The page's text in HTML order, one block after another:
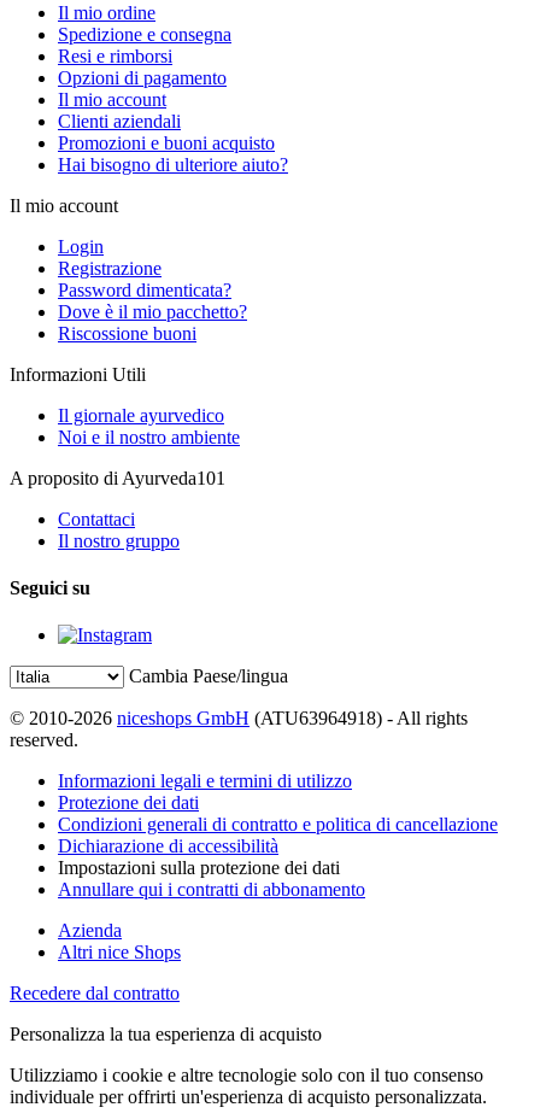
Il mio ordine
Spedizione e consegna
Resi e rimborsi
Opzioni di pagamento
Il mio account
Clienti aziendali
Promozioni e buoni acquisto
Hai bisogno di ulteriore aiuto?
Il mio account
Login
Registrazione
Password dimenticata?
Dove è il mio pacchetto?
Riscossione buoni
Informazioni Utili
Il giornale ayurvedico
Noi e il nostro ambiente
A proposito di Ayurveda101
Contattaci
Il nostro gruppo
Seguici su
Cambia Paese/lingua
© 2010-2026 niceshops GmbH (ATU63964918) - All rights
reserved.
Informazioni legali e termini di utilizzo
Protezione dei dati
Condizioni generali di contratto e politica di cancellazione
Dichiarazione di accessibilità
Impostazioni sulla protezione dei dati
Annullare qui i contratti di abbonamento
Azienda
Altri nice Shops
Recedere dal contratto
Personalizza la tua esperienza di acquisto
Utilizziamo i cookie e altre tecnologie solo con il tuo consenso
individuale per offrirti un'esperienza di acquisto personalizzata.